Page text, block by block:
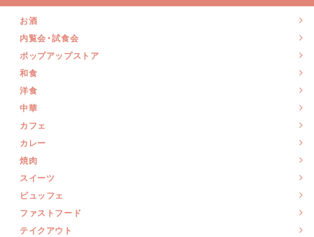
お酒
内覧会・試食会
ポップアップストア
和食
洋食
中華
カフェ
カレー
焼肉
スイーツ
ビュッフェ
ファストフード
テイクアウト